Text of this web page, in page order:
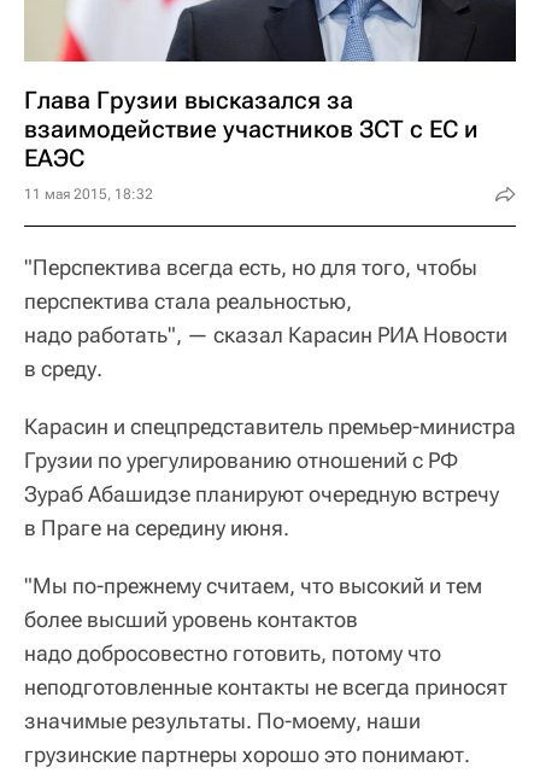
Глава Грузии высказался за
взаимодействие участников ЗСТ с ЕС и
ЕАЭС
11 мая 2015, 18:32
"Перспектива всегда есть, но для того, чтобы
перспектива стала реальностью,
надо работать", — сказал Карасин РИА Новости
в среду.
Карасин и спецпредставитель премьер-министра
Грузии по урегулированию отношений с РФ
Зураб Абашидзе планируют очередную встречу
в Праге на середину июня.
"Мы по-прежнему считаем, что высокий и тем
более высший уровень контактов
надо добросовестно готовить, потому что
неподготовленные контакты не всегда приносят
значимые результаты. По-моему, наши
грузинские партнеры хорошо это понимают.